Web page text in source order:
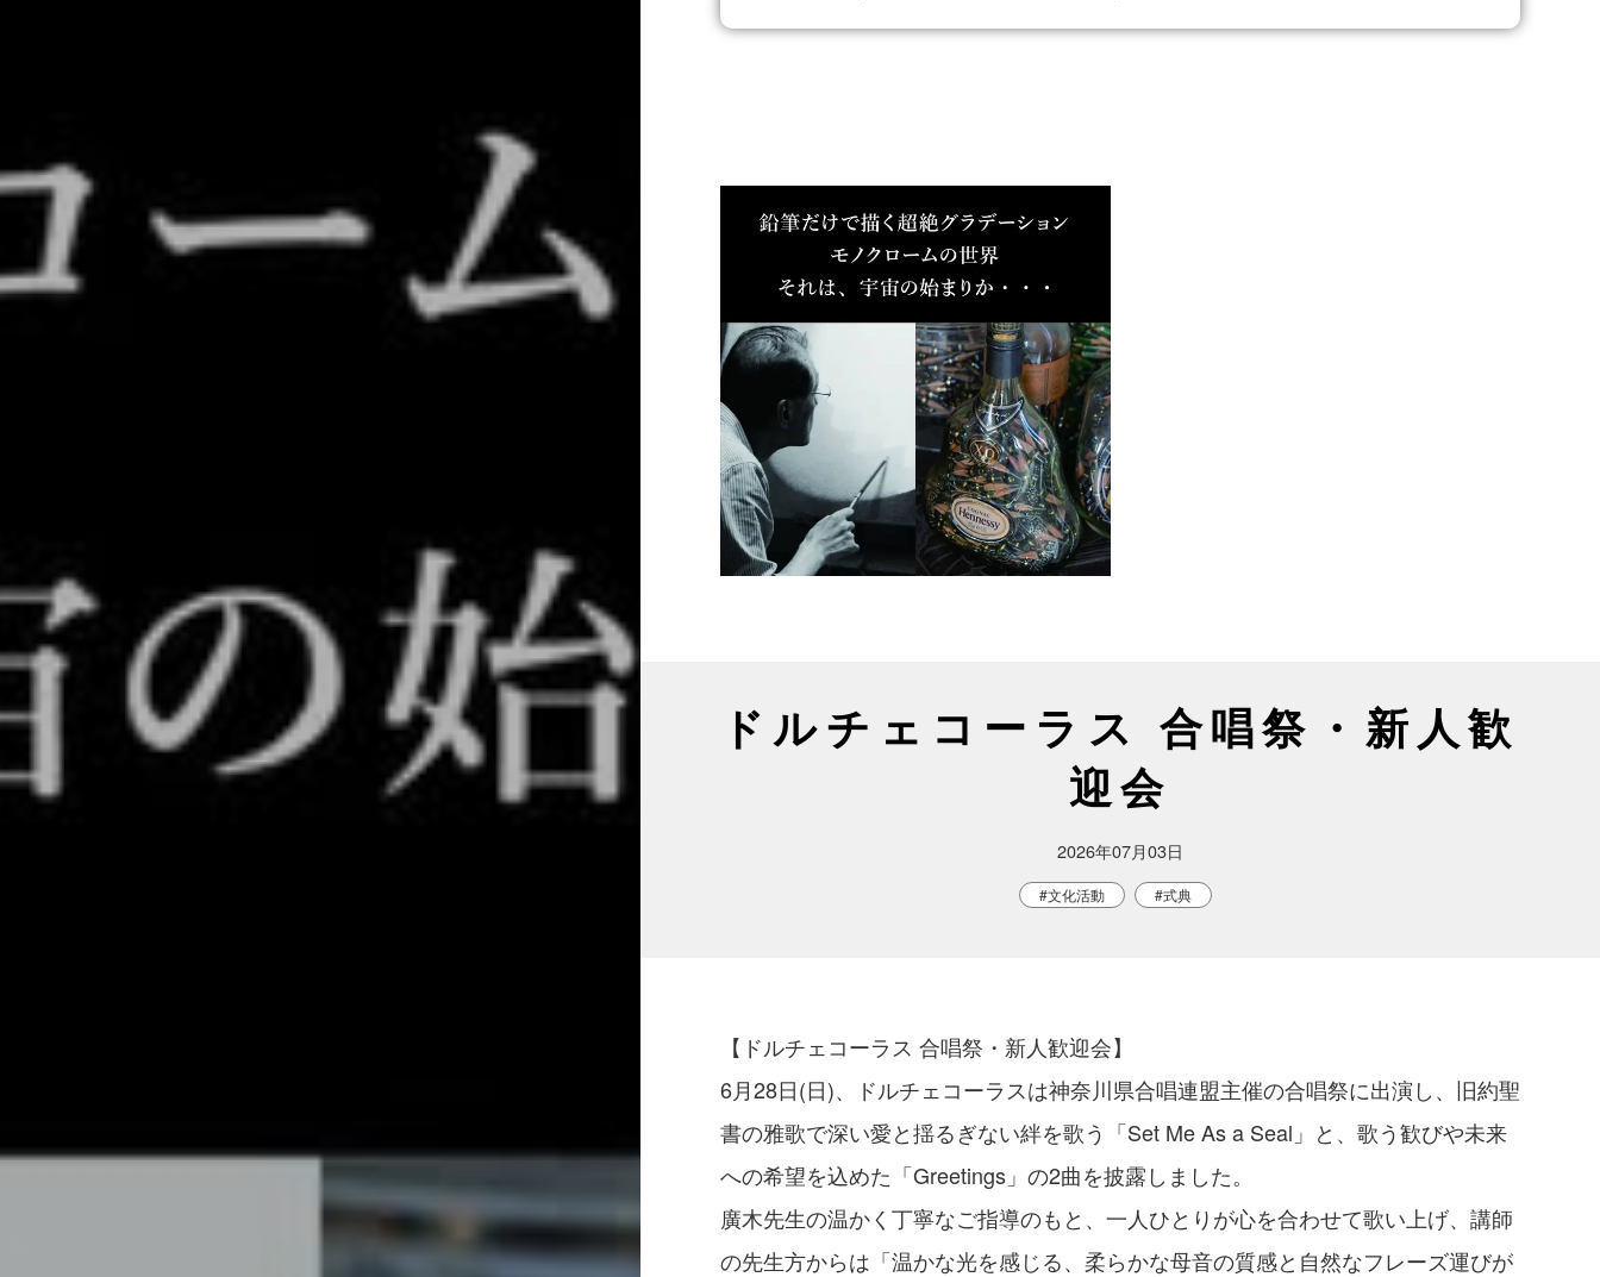
ドルチェコーラス 合唱祭・新人歓
迎会
2026年07月03日
#文化活動 #式典
【ドルチェコーラス 合唱祭・新人歓迎会】
6月28日(日)、ドルチェコーラスは神奈川県合唱連盟主催の合唱祭に出演し、旧約聖
書の雅歌で深い愛と揺るぎない絆を歌う「Set Me As a Seal」と、歌う歓びや未来
への希望を込めた「Greetings」の2曲を披露しました。
廣木先生の温かく丁寧なご指導のもと、一人ひとりが心を合わせて歌い上げ、講師
の先生方からは「温かな光を感じる、柔らかな母音の質感と自然なフレーズ運びが